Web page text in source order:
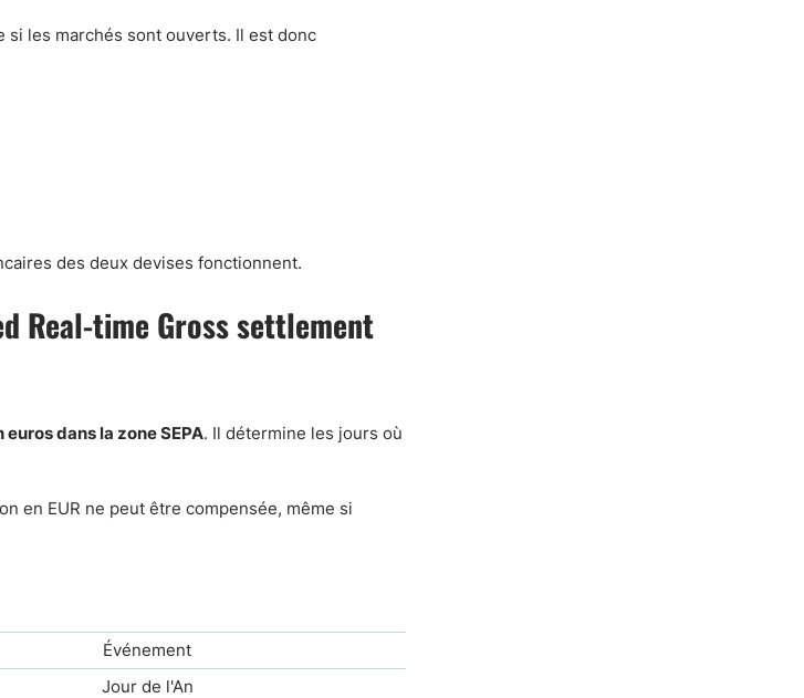
si les marchés sont ouverts. Il est donc
des deux devises fonctionnent.
Real-time Gross settlement
dans la zone SEPA. Il détermine les jours où
en EUR ne peut être compensée, même si
Événement
Jour de l'An